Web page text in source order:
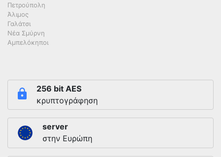
Πετρούπολη
Άλιμος
Γαλάτσι
Νέα Σμύρνη
Αμπελόκηποι
256 bit AES
κρυπτογράφηση
server
στην Ευρώπη